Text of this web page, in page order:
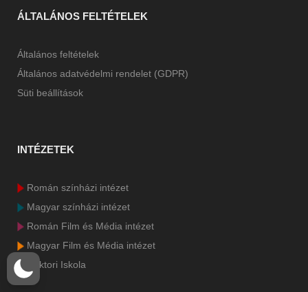
ÁLTALÁNOS FELTÉTELEK
Általános feltételek
Általános adatvédelmi rendelet (GDPR)
Süti beállítások
INTÉZETEK
Román színházi intézet
Magyar színházi intézet
Román Film és Média intézet
Magyar Film és Média intézet
Doktori Iskola